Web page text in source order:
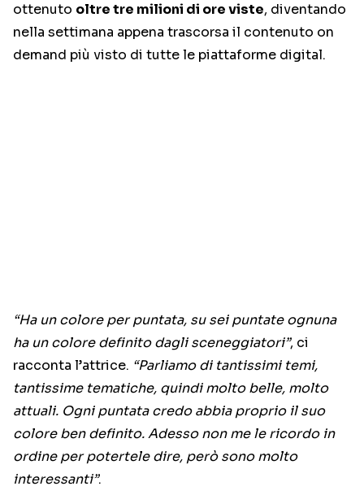
ottenuto oltre tre milioni di ore viste, diventando
nella settimana appena trascorsa il contenuto on
demand più visto di tutte le piattaforme digital.
“Ha un colore per puntata, su sei puntate ognuna
ha un colore definito dagli sceneggiatori”, ci
racconta l’attrice. “Parliamo di tantissimi temi,
tantissime tematiche, quindi molto belle, molto
attuali. Ogni puntata credo abbia proprio il suo
colore ben definito. Adesso non me le ricordo in
ordine per potertele dire, però sono molto
interessanti”.